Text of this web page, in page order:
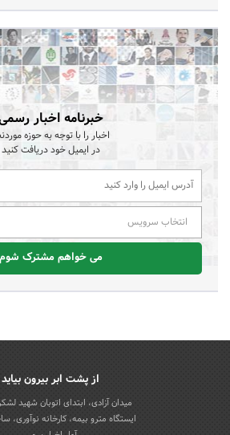
خبرنامه اخبار
اخبار را با توجه به حوزه
در ایمیل خود دریافت کنید
انتخاب سرویس
می خواهم مشترک شوم
از پشت ابر بیرون بیاید
میدان آزادی، ابتدای اتوبان شهید
ایستگاه مترو بیمه، کارخانه نوآوری،